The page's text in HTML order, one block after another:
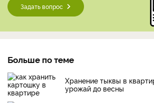
Задать вопрос
Больше по теме
Хранение тыквы в
урожай до весны